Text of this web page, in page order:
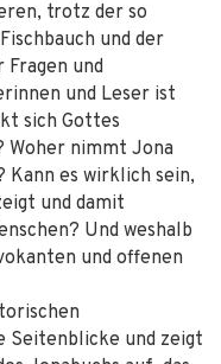
trotz der so
und der
und
und Leser ist
sich Gottes
Woher nimmt Jona
es wirklich sein,
und damit
Und weshalb
und offenen
Seitenblicke und zeigt